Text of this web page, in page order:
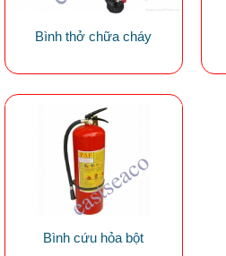
Bình thở chữa cháy
Bình cứu hỏa bột